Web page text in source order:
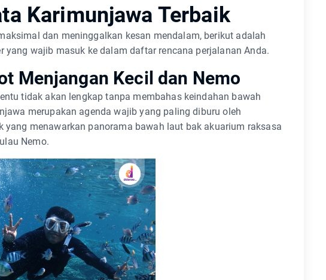
Karimunjawa Terbaik
dan meninggalkan kesan mendalam, berikut adalah
yang wajib masuk ke dalam daftar rencana perjalanan Anda.
Menjangan Kecil dan Nemo
tidak akan lengkap tanpa membahas keindahan bawah
merupakan agenda wajib yang paling diburu oleh
menawarkan panorama bawah laut bak akuarium raksasa
Nemo.